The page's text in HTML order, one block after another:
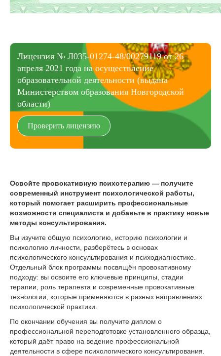
Лицензия № Л035-01274-48/00279119 от 26
апреля 2021 года на осуществление
образовательной деятельности (выдана
Министерством образования Новгородской
области)
Проверить лицензию
Освойте провокативную психотерапию — получите
современный инструмент психологической работы,
который помогает расширить профессиональные
возможности специалиста и добавьте в практику новые
методы консультирования.
Вы изучите общую психологию, историю психологии и
психологию личности, разберётесь в основах
психологического консультирования и психодиагностике.
Отдельный блок программы посвящён провокативному
подходу: вы освоите его ключевые принципы, стадии
терапии, роль терапевта и современные провокативные
технологии, которые применяются в разных направлениях
психологической практики.
По окончании обучения вы получите диплом о
профессиональной переподготовке установленного образца,
который даёт право на ведение профессиональной
деятельности в сфере психологического консультирования.